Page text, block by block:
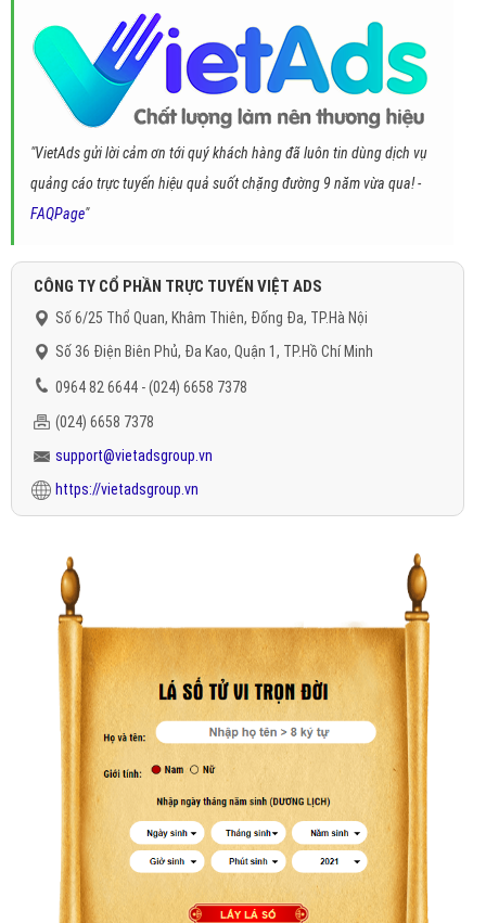
"VietAds gửi lời cảm ơn tới quý khách hàng đã luôn tin dùng dịch vụ
quảng cáo trực tuyến hiệu quả suốt chặng đường 9 năm vừa qua! -
FAQPage"
CÔNG TY CỔ PHẦN TRỰC TUYẾN VIỆT ADS
Số 6/25 Thổ Quan, Khâm Thiên, Đống Đa, TP.Hà Nội
Số 36 Điện Biên Phủ, Đa Kao, Quận 1, TP.Hồ Chí Minh
0964 82 6644 - (024) 6658 7378
(024) 6658 7378
support@vietadsgroup.vn
https://vietadsgroup.vn